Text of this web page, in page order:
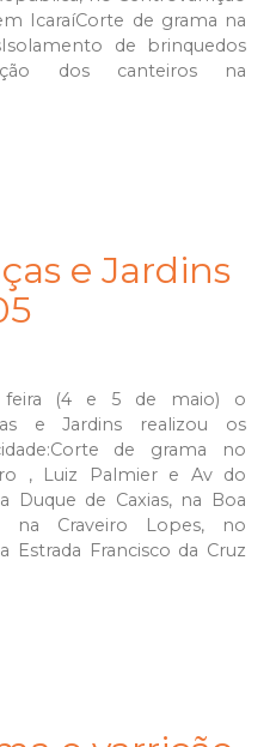
IcaraíCorte de grama na
de brinquedos
dos canteiros na
e Jardins
feira (4 e 5 de maio) o
e Jardins realizou os
de grama no
, Luiz Palmier e Av do
Duque de Caxias, na Boa
na Craveiro Lopes, no
Estrada Francisco da Cruz